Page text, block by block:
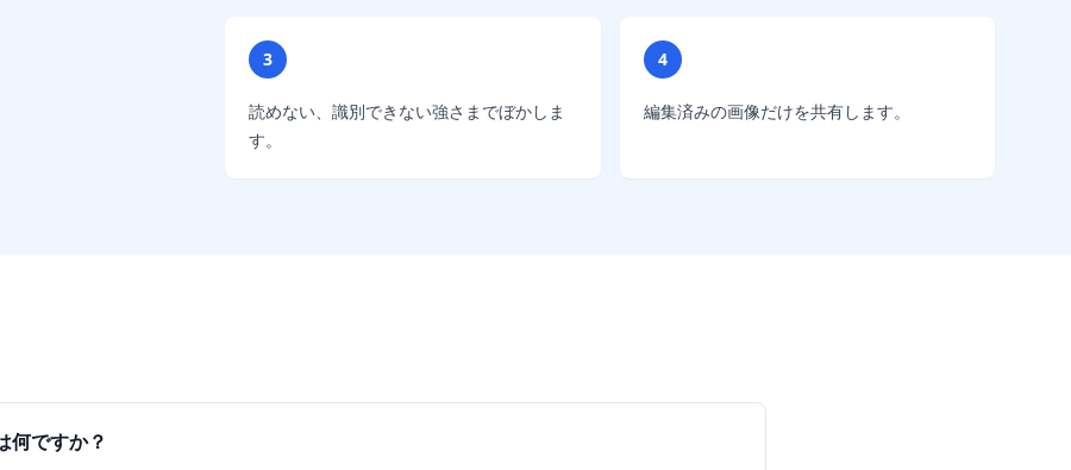
3
読めない、識別できない強さまでぼかしま
す。
4
編集済みの画像だけを共有します。
何ですか？